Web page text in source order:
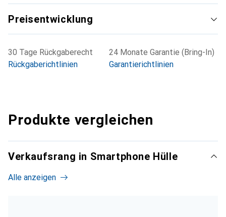
Preisentwicklung
30 Tage Rückgaberecht
Rückgaberichtlinien
24 Monate Garantie (Bring-In)
Garantierichtlinien
Produkte vergleichen
Verkaufsrang in Smartphone Hülle
Alle anzeigen